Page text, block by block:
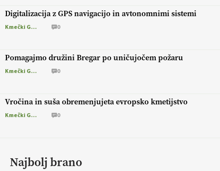
Digitalizacija z GPS navigacijo in avtonomnimi sistemi
Kmečki Glas 0
Pomagajmo družini Bregar po uničujočem požaru
Kmečki Glas 0
Vročina in suša obremenjujeta evropsko kmetijstvo
Kmečki Glas 0
Najbolj brano